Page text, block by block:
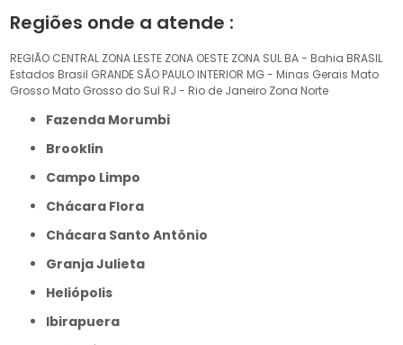
Regiões onde a atende :
REGIÃO CENTRAL ZONA LESTE ZONA OESTE ZONA SUL BA - Bahia BRASIL
Estados Brasil GRANDE SÃO PAULO INTERIOR MG - Minas Gerais Mato
Grosso Mato Grosso do Sul RJ - Rio de Janeiro Zona Norte
Fazenda Morumbi
Brooklin
Campo Limpo
Chácara Flora
Chácara Santo Antônio
Granja Julieta
Heliópolis
Ibirapuera